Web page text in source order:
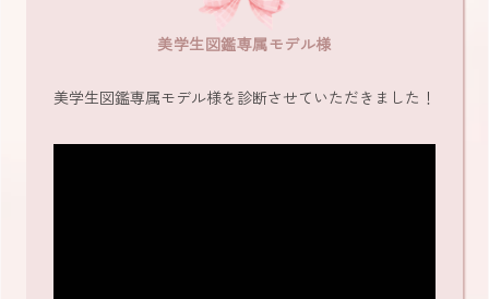
美学生図鑑専属モデル様
美学生図鑑専属モデル様を診断させていただきました！